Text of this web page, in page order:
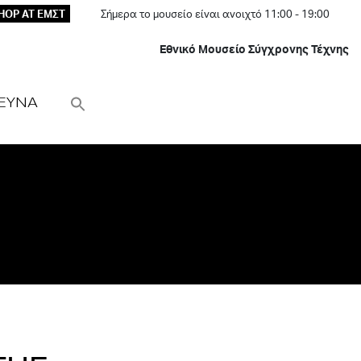
AT ΕΜΣΤ Σήμερα το μουσείο είναι ανοιχτό 11:00 - 19:00
Εθνικό Μουσείο Σύγχρονης Τέχνης